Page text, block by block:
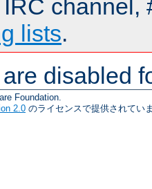
channel,
lists.
disabled
Foundation.
2.0 のライセンスで提供されてい